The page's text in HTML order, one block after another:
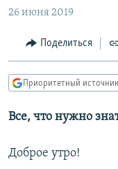
содержанию
Вернутся
главной
навигации
ЦИТАТЫ СВОБОДЫ
МНЕНИЯ
КУЛЬТУРА
IDEL.РЕАЛИИ
КАВКАЗ.РЕАЛИИ
26 июня 2019
Поделиться
Приоритетный
Все, что нужно
Доброе утро!